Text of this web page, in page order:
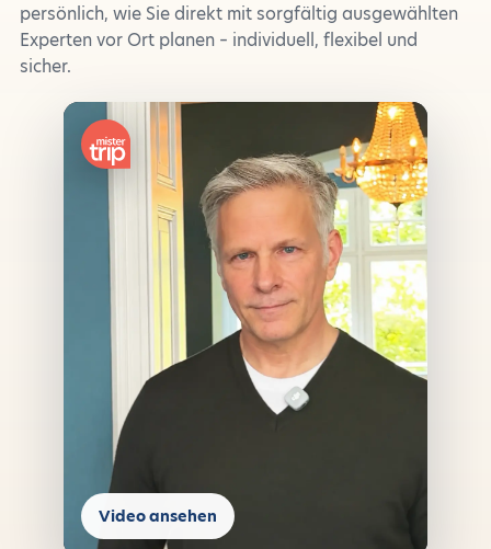
persönlich, wie Sie direkt mit sorgfältig ausgewählten
Experten vor Ort planen – individuell, flexibel und
sicher.
Video ansehen